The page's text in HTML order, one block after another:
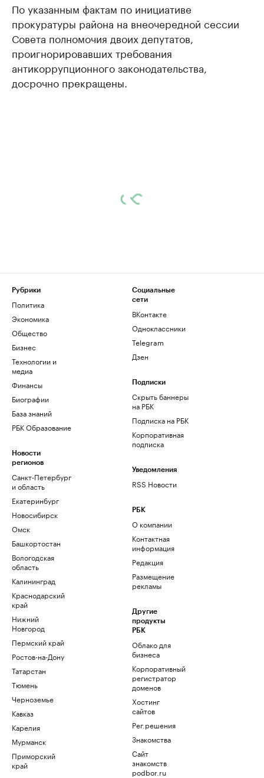
По указанным фактам по инициативе
прокуратуры района на внеочередной сессии
Совета полномочия двоих депутатов,
проигнорировавших требования
антикоррупционного законодательства,
досрочно прекращены.
Рубрики
Политика
Экономика
Общество
Бизнес
Технологии и
медиа
Финансы
Биографии
База знаний
РБК Образование
Новости
регионов
Санкт-Петербург
и область
Екатеринбург
Новосибирск
Омск
Башкортостан
Вологодская
область
Калининград
Краснодарский
край
Нижний
Новгород
Пермский край
Ростов-на-Дону
Татарстан
Тюмень
Черноземье
Кавказ
Карелия
Мурманск
Приморский
край
Социальные
сети
ВКонтакте
Одноклассники
Telegram
Дзен
Подписки
Скрыть баннеры
на РБК
Подписка на РБК
Корпоративная
подписка
Уведомления
RSS Новости
РБК
О компании
Контактная
информация
Редакция
Размещение
рекламы
Другие
продукты
РБК
Облако для
бизнеса
Корпоративный
регистратор
доменов
Хостинг
сайтов
Рег.решения
Знакомства
Сайт
знакомств
podbor.ru